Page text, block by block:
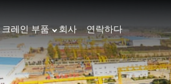
크레인 부품 회사 연락하다